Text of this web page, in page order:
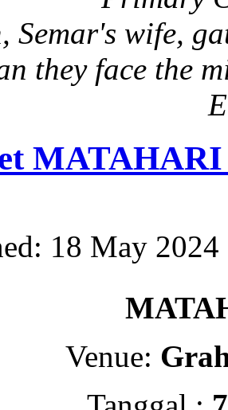
Semar's wife,
they face the
MATAHARI
18 May 2024
Venue: